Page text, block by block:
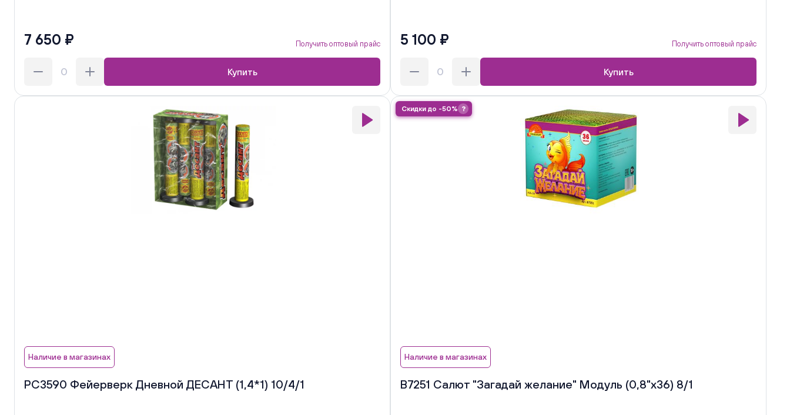
7 650 ₽ Получить оптовый прайс
Купить
5 100 ₽ Получить оптовый прайс
Купить
Наличие в магазинах
РС3590 Фейерверк Дневной ДЕСАНТ (1,4*1) 10/4/1
Скидки до -50% ?
Наличие в магазинах
В7251 Салют "Загадай желание" Модуль (0,8"х36) 8/1